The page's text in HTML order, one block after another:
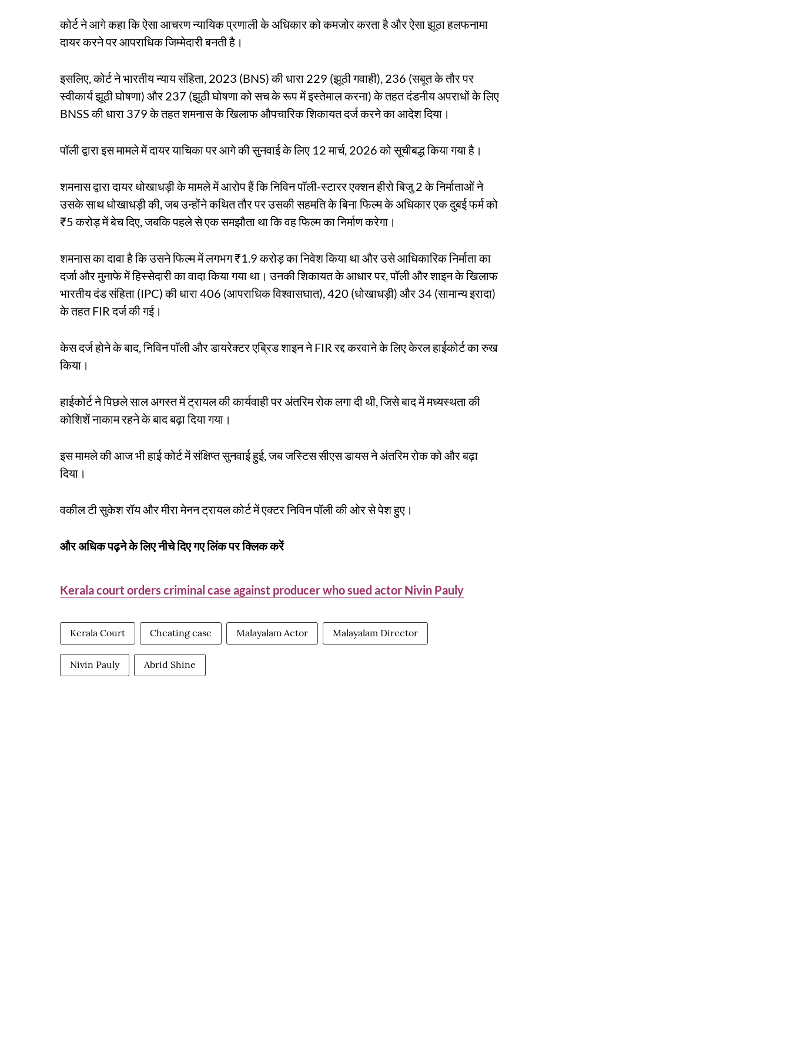
कोर्ट ने आगे कहा कि ऐसा आचरण न्यायिक प्रणाली के अधिकार को कमजोर करता है और ऐसा झूठा हलफनामा
दायर करने पर आपराधिक जिम्मेदारी बनती है।
इसलिए, कोर्ट ने भारतीय न्याय संहिता, 2023 (BNS) की धारा 229 (झूठी गवाही), 236 (सबूत के तौर पर
स्वीकार्य झूठी घोषणा) और 237 (झूठी घोषणा को सच के रूप में इस्तेमाल करना) के तहत दंडनीय अपराधों के लिए
BNSS की धारा 379 के तहत शमनास के खिलाफ औपचारिक शिकायत दर्ज करने का आदेश दिया।
पॉली द्वारा इस मामले में दायर याचिका पर आगे की सुनवाई के लिए 12 मार्च, 2026 को सूचीबद्ध किया गया है।
शमनास द्वारा दायर धोखाधड़ी के मामले में आरोप हैं कि निविन पॉली-स्टारर एक्शन हीरो बिजु 2 के निर्माताओं ने
उसके साथ धोखाधड़ी की, जब उन्होंने कथित तौर पर उसकी सहमति के बिना फिल्म के अधिकार एक दुबई फर्म को
₹5 करोड़ में बेच दिए, जबकि पहले से एक समझौता था कि वह फिल्म का निर्माण करेगा।
शमनास का दावा है कि उसने फिल्म में लगभग ₹1.9 करोड़ का निवेश किया था और उसे आधिकारिक निर्माता का
दर्जा और मुनाफे में हिस्सेदारी का वादा किया गया था। उनकी शिकायत के आधार पर, पॉली और शाइन के खिलाफ
भारतीय दंड संहिता (IPC) की धारा 406 (आपराधिक विश्वासघात), 420 (धोखाधड़ी) और 34 (सामान्य इरादा)
के तहत FIR दर्ज की गई।
केस दर्ज होने के बाद, निविन पॉली और डायरेक्टर एब्रिड शाइन ने FIR रद्द करवाने के लिए केरल हाईकोर्ट का रुख
किया।
हाईकोर्ट ने पिछले साल अगस्त में ट्रायल की कार्यवाही पर अंतरिम रोक लगा दी थी, जिसे बाद में मध्यस्थता की
कोशिशें नाकाम रहने के बाद बढ़ा दिया गया।
इस मामले की आज भी हाई कोर्ट में संक्षिप्त सुनवाई हुई, जब जस्टिस सीएस डायस ने अंतरिम रोक को और बढ़ा
दिया।
वकील टी सुकेश रॉय और मीरा मेनन ट्रायल कोर्ट में एक्टर निविन पॉली की ओर से पेश हुए।
और अधिक पढ़ने के लिए नीचे दिए गए लिंक पर क्लिक करें
Kerala court orders criminal case against producer who sued actor Nivin Pauly
Kerala Court Cheating case Malayalam Actor Malayalam Director
Nivin Pauly Abrid Shine